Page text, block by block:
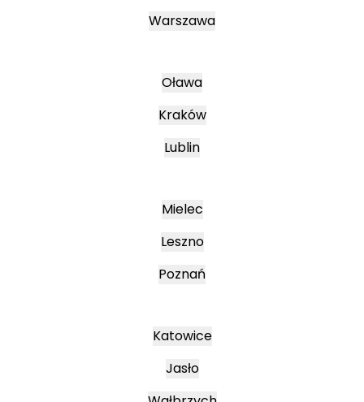
Warszawa
Oława
Kraków
Lublin
Mielec
Leszno
Poznań
Katowice
Jasło